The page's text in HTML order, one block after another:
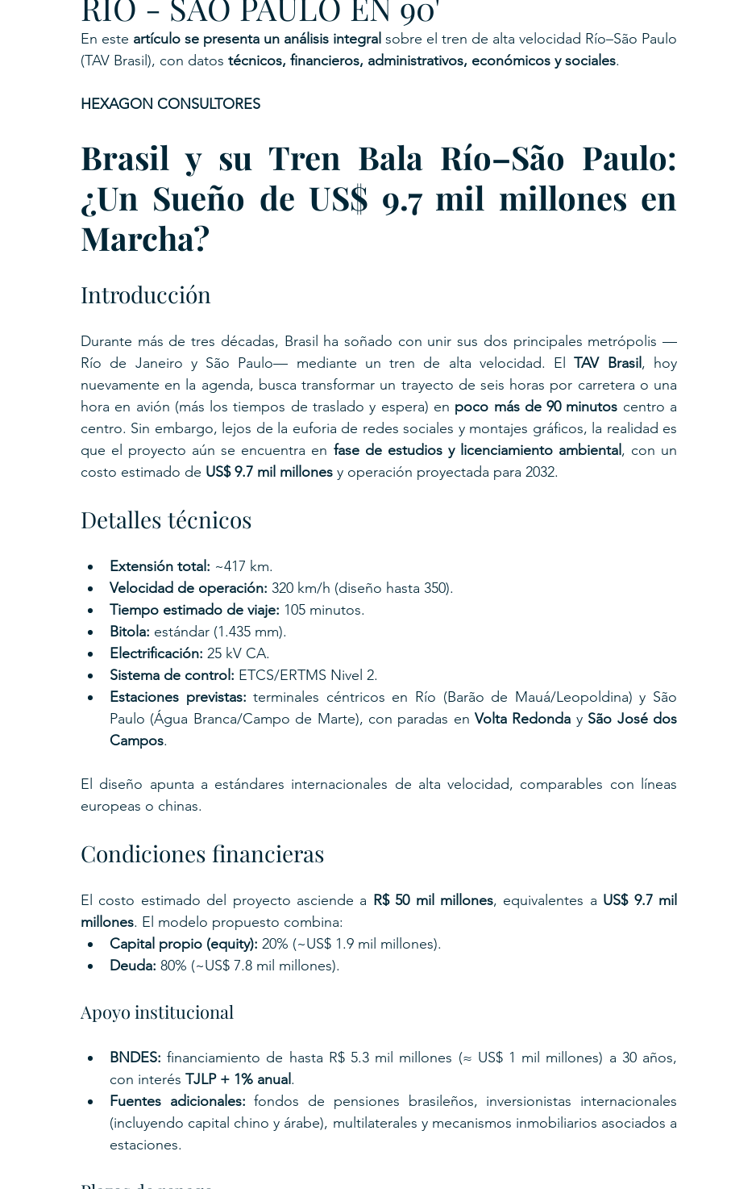
En este artículo se presenta un análisis integral sobre el tren de alta velocidad Río–São Paulo
(TAV Brasil), con datos técnicos, financieros, administrativos, económicos y sociales.
HEXAGON CONSULTORES
Brasil y su Tren Bala Río–São Paulo:
¿Un Sueño de US$ 9.7 mil millones en
Marcha?
Introducción
Durante más de tres décadas, Brasil ha soñado con unir sus dos principales metrópolis —
Río de Janeiro y São Paulo— mediante un tren de alta velocidad. El TAV Brasil , hoy
nuevamente en la agenda, busca transformar un trayecto de seis horas por carretera o una
hora en avión (más los tiempos de traslado y espera) en poco más de 90 minutos centro a
centro. Sin embargo, lejos de la euforia de redes sociales y montajes gráficos, la realidad es
que el proyecto aún se encuentra en fase de estudios y licenciamiento ambiental , con un
costo estimado de US$ 9.7 mil millones y operación proyectada para 2032.
Detalles técnicos
Extensión total: ~417 km.
Velocidad de operación: 320 km/h (diseño hasta 350).
Tiempo estimado de viaje: 105 minutos.
Bitola: estándar (1.435 mm).
Electrificación: 25 kV CA.
Sistema de control: ETCS/ERTMS Nivel 2.
Estaciones previstas: terminales céntricos en Río (Barão de Mauá/Leopoldina) y São
Paulo (Água Branca/Campo de Marte), con paradas en Volta Redonda y São José dos
Campos.
El diseño apunta a estándares internacionales de alta velocidad, comparables con líneas
europeas o chinas.
Condiciones financieras
El costo estimado del proyecto asciende a R$ 50 mil millones, equivalentes a US$ 9.7 mil
millones. El modelo propuesto combina:
Capital propio (equity): 20% (~US$ 1.9 mil millones).
Deuda: 80% (~US$ 7.8 mil millones).
Apoyo institucional
BNDES: financiamiento de hasta R$ 5.3 mil millones (≈ US$ 1 mil millones) a 30 años,
con interés TJLP + 1% anual .
Fuentes adicionales: fondos de pensiones brasileños, inversionistas internacionales
(incluyendo capital chino y árabe), multilaterales y mecanismos inmobiliarios asociados a
estaciones.